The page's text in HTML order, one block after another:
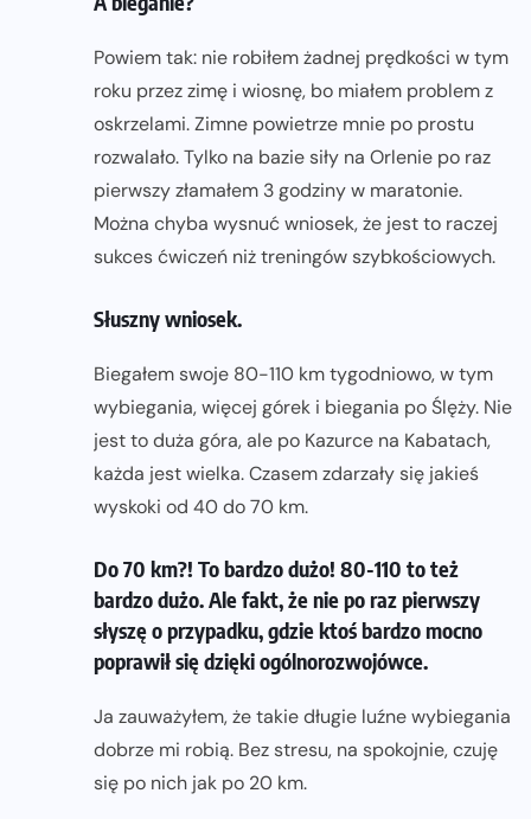
Powiem tak: nie robiłem żadnej prędkości w tym
roku przez zimę i wiosnę, bo miałem problem z
oskrzelami. Zimne powietrze mnie po prostu
rozwalało. Tylko na bazie siły na Orlenie po raz
pierwszy złamałem 3 godziny w maratonie.
Można chyba wysnuć wniosek, że jest to raczej
sukces ćwiczeń niż treningów szybkościowych.
Słuszny wniosek.
Biegałem swoje 80-110 km tygodniowo, w tym
wybiegania, więcej górek i biegania po Ślęży. Nie
jest to duża góra, ale po Kazurce na Kabatach,
każda jest wielka. Czasem zdarzały się jakieś
wyskoki od 40 do 70 km.
Do 70 km?! To bardzo dużo! 80-110 to też
bardzo dużo. Ale fakt, że nie po raz pierwszy
słyszę o przypadku, gdzie ktoś bardzo mocno
poprawił się dzięki ogólnorozwojówce.
Ja zauważyłem, że takie długie luźne wybiegania
dobrze mi robią. Bez stresu, na spokojnie, czuję
się po nich jak po 20 km.